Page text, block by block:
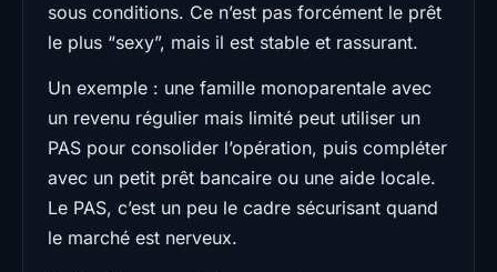
sous conditions. Ce n’est pas forcément le prêt
le plus “sexy”, mais il est stable et rassurant.
Un exemple : une famille monoparentale avec
un revenu régulier mais limité peut utiliser un
PAS pour consolider l’opération, puis compléter
avec un petit prêt bancaire ou une aide locale.
Le PAS, c’est un peu le cadre sécurisant quand
le marché est nerveux.